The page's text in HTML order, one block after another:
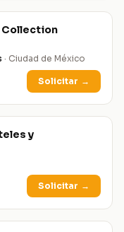
Collection
· Ciudad de México
Solicitar →
y
Solicitar →